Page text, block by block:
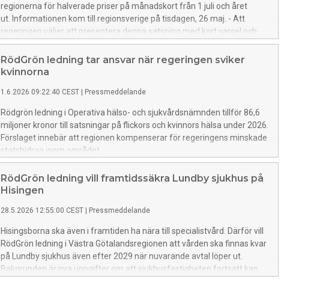
regionerna för halverade priser på månadskort från 1 juli och året
ut. Informationen kom till regionsverige på tisdagen, 26 maj. - Att
regeringen väljer att presentera denna satsning med kort varsel och
tätt inpå valet skapar stora utmaningar för regionerna. Trots det tar vi
i RödGrön ledningen ansvar och ser till att alla nödvändiga beslut
kommer på plats så att biljettpriserna i Västra Götalandsregionen
ordförande och gruppledare Helén Eliasson (S).
RödGrön ledning tar ansvar när regeringen sviker
kvinnorna
1.6.2026 09:22:40 CEST Pressmeddelande
Rödgrön ledning i Operativa hälso- och sjukvårdsnämnden tillför 86,6
miljoner kronor till satsningar på flickors och kvinnors hälsa under 2026.
Förslaget innebär att regionen kompenserar för regeringens minskade
statsbidrag inom området.
RödGrön ledning vill framtidssäkra Lundby sjukhus på
Hisingen
28.5.2026 12:55:00 CEST Pressmeddelande
Hisingsborna ska även i framtiden ha nära till specialistvård. Därför vill
RödGrön ledning i Västra Götalandsregionen att vården ska finnas kvar
på Lundby sjukhus även efter 2029 när nuvarande avtal löper ut.
Bakgrunden är nya uppgifter om att sjukhusfastigheten fortsatt kan